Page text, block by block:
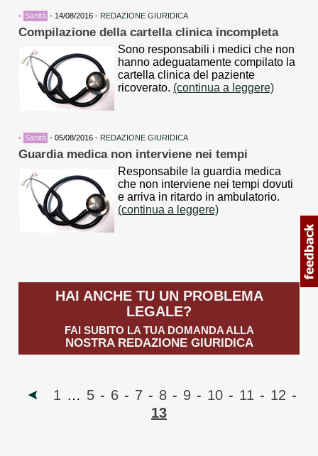
• Sanità - 14/08/2016 - REDAZIONE GIURIDICA
Compilazione della cartella clinica incompleta
Sono responsabili i medici che non
hanno adeguatamente compilato la
cartella clinica del paziente
ricoverato. (continua a leggere)
• Sanità - 05/08/2016 - REDAZIONE GIURIDICA
Guardia medica non interviene nei tempi
Responsabile la guardia medica
che non interviene nei tempi dovuti
e arriva in ritardo in ambulatorio.
(continua a leggere)
HAI ANCHE TU UN PROBLEMA
LEGALE?
FAI SUBITO LA TUA DOMANDA ALLA
NOSTRA REDAZIONE GIURIDICA
1 … 5 - 6 - 7 - 8 - 9 - 10 - 11 - 12 -
13